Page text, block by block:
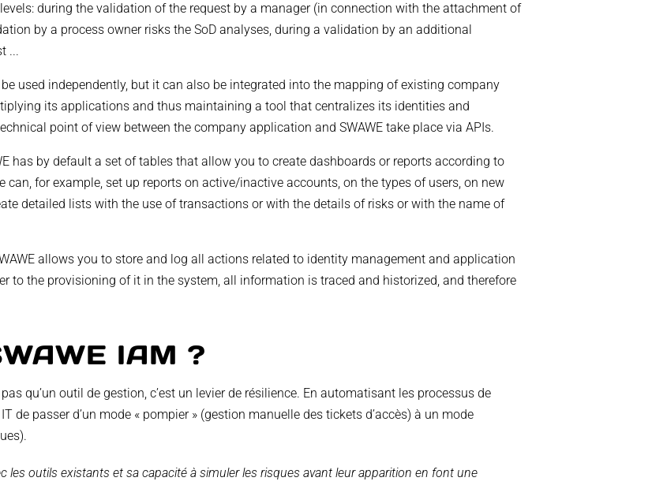
during the validation of the request by a manager (in connection with the attachment of
by a process owner risks the SoD analyses, during a validation by an additional
...
be used independently, but it can also be integrated into the mapping of existing company
its applications and thus maintaining a tool that centralizes its identities and
point of view between the company application and SWAWE take place via APIs.
has by default a set of tables that allow you to create dashboards or reports according to
can, for example, set up reports on active/inactive accounts, on the types of users, on new
detailed lists with the use of transactions or with the details of risks or with the name of
allows you to store and log all actions related to identity management and application
to the provisioning of it in the system, all information is traced and historized, and therefore
IAM ?
qu’un outil de gestion, c’est un levier de résilience. En automatisant les processus de
de passer d’un mode « pompier » (gestion manuelle des tickets d’accès) à un mode
les outils existants et sa capacité à simuler les risques avant leur apparition en font une